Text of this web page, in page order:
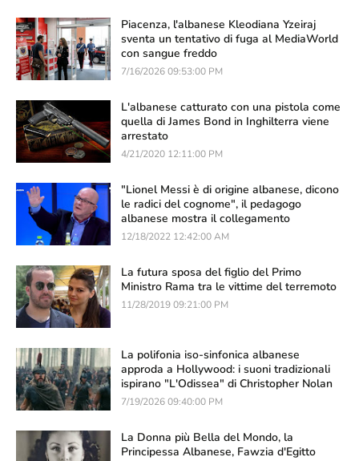
Piacenza, l'albanese Kleodiana Yzeiraj
sventa un tentativo di fuga al MediaWorld
con sangue freddo
7/16/2026 09:53:00 PM
L'albanese catturato con una pistola come
quella di James Bond in Inghilterra viene
arrestato
4/21/2020 12:11:00 PM
"Lionel Messi è di origine albanese, dicono
le radici del cognome", il pedagogo
albanese mostra il collegamento
12/18/2022 12:42:00 AM
La futura sposa del figlio del Primo
Ministro Rama tra le vittime del terremoto
11/28/2019 09:21:00 PM
La polifonia iso-sinfonica albanese
approda a Hollywood: i suoni tradizionali
ispirano "L'Odissea" di Christopher Nolan
7/19/2026 09:40:00 PM
La Donna più Bella del Mondo, la
Principessa Albanese, Fawzia d'Egitto